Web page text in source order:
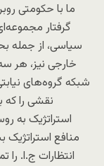
ما با حکومتی
گرفتار
سیاسی، از جمله
خارجی نیز، هر
شبکه گروه‌های
نقشی را که
استراتژیک به
منافع
انتظارات ج.ا. را